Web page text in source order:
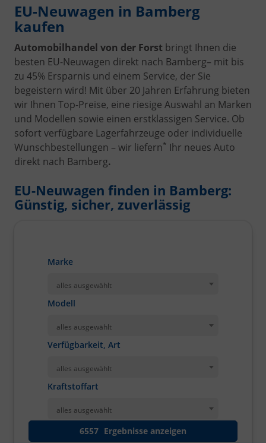
EU-Neuwagen in Bamberg
kaufen
Automobilhandel von der Forst bringt Ihnen die
besten EU-Neuwagen direkt nach Bamberg– mit bis
zu 45% Ersparnis und einem Service, der Sie
begeistern wird! Mit über 20 Jahren Erfahrung bieten
wir Ihnen Top-Preise, eine riesige Auswahl an Marken
und Modellen sowie einen erstklassigen Service. Ob
sofort verfügbare Lagerfahrzeuge oder individuelle
Wunschbestellungen – wir liefern* Ihr neues Auto
direkt nach Bamberg.
EU-Neuwagen finden in Bamberg:
Günstig, sicher, zuverlässig
Marke
alles ausgewählt
Modell
alles ausgewählt
Verfügbarkeit, Art
alles ausgewählt
Kraftstoffart
alles ausgewählt
6557 Ergebnisse anzeigen